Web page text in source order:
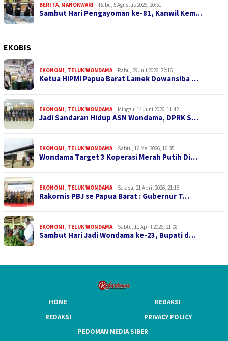
BERITA MANOKWARI Rabu, 5 Agustus 2026, 20:51
Sambut Hari Pengayoman ke-81, Kanwil Kem…
EKOBIS
EKONOMI TELUK WONDAMA Rabu, 29 Juli 2026, 22:16
Ketua HIPMI Papua Barat Lamek Dowansiba …
EKONOMI TELUK WONDAMA Minggu, 14 Juni 2026, 11:42
Jadi Sandaran Hidup ASN Wondama, DPRK S…
EKONOMI TELUK WONDAMA Sabtu, 16 Mei 2026, 16:35
Wondama Target 3 Koperasi Merah Putih Di…
EKONOMI TELUK WONDAMA Selasa, 21 April 2026, 21:16
Rakornis PBJ se Papua Barat : Gubernur T…
EKONOMI TELUK WONDAMA Sabtu, 11 April 2026, 21:08
Sambut Hari Jadi Wondama ke-23, Bupati d…
HOME
REDAKSI
REDAKSI
PRIVACY POLICY
PEDOMAN MEDIA SIBER